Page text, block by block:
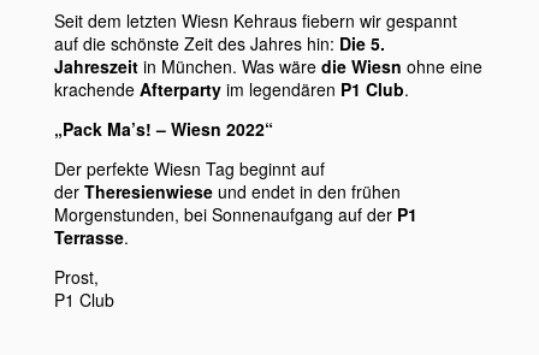
Seit dem letzten Wiesn Kehraus fiebern wir gespannt
auf die schönste Zeit des Jahres hin: Die 5.
Jahreszeitin München. Was wäre die Wiesn ohne eine
krachende Afterpartyim legendären P1 Club.
„Pack Ma’s! – Wiesn 2022“
Der perfekte Wiesn Tag beginnt auf
der Theresienwieseund endet in den frühen
Morgenstunden, bei Sonnenaufgang auf der P1
Terrasse.
Prost,
P1 Club